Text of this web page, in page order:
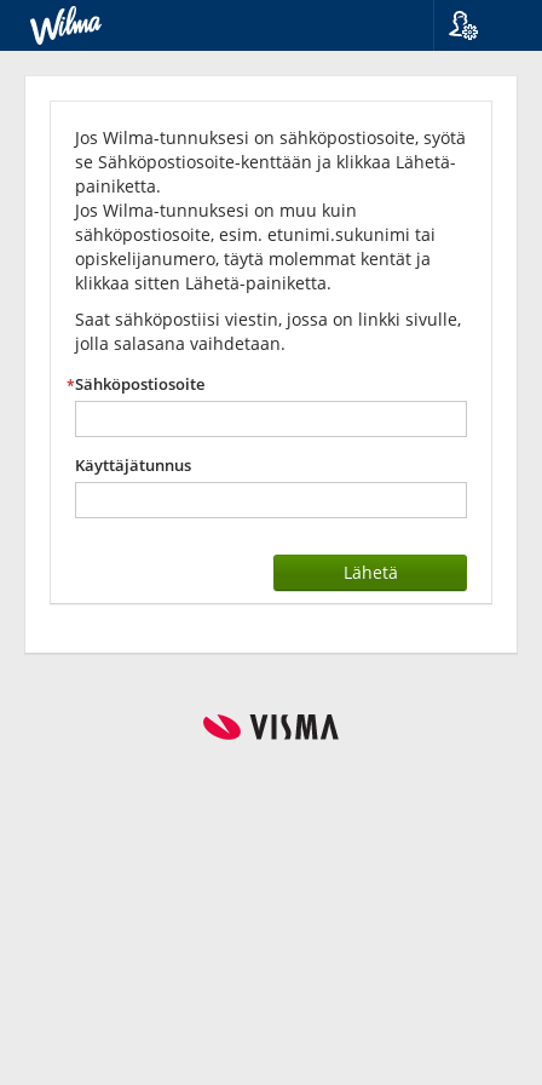
English
Unohditko
salasanasi?
Jos Wilma-tunnuksesi on sähköpostiosoite, syötä
se Sähköpostiosoite-kenttään ja klikkaa Lähetä-
painiketta.
Jos Wilma-tunnuksesi on muu kuin
sähköpostiosoite, esim. etunimi.sukunimi tai
opiskelijanumero, täytä molemmat kentät ja
klikkaa sitten Lähetä-painiketta.
Saat sähköpostiisi viestin, jossa on linkki sivulle,
jolla salasana vaihdetaan.
Sähköpostiosoite
Käyttäjätunnus